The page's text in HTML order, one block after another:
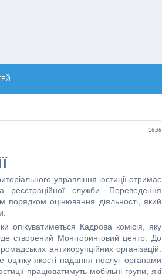
16:36
управління юстиції отримає
реєстраційної служби. Переведення
порядком оцінювання діяльності, який
Кадрова комісія, яку
створений Моніторинговий центр. До
антикорупційних організацій.
оцінку якості надання послуг органами
працюватимуть мобільні групи, які